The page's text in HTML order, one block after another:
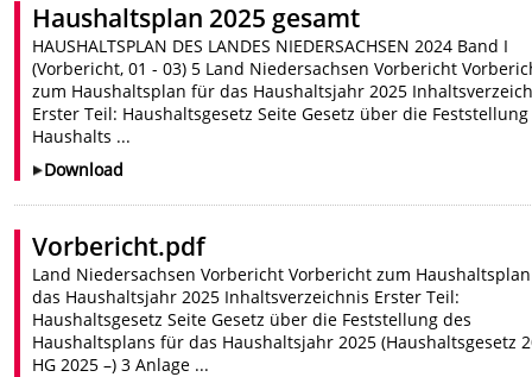
Haushaltsplan 2025 gesamt
HAUSHALTSPLAN DES LANDES NIEDERSACHSEN 2024 Band I
(Vorbericht, 01 - 03) 5 Land Niedersachsen Vorbericht
zum Haushaltsplan für das Haushaltsjahr 2025
Erster Teil: Haushaltsgesetz Seite Gesetz über die
Haushalts ...
Download
Vorbericht.pdf
Land Niedersachsen Vorbericht Vorbericht zum
das Haushaltsjahr 2025 Inhaltsverzeichnis Erster Teil:
Haushaltsgesetz Seite Gesetz über die Feststellung des
Haushaltsplans für das Haushaltsjahr 2025 (Haushaltsgesetz
HG 2025 –) 3 Anlage ...